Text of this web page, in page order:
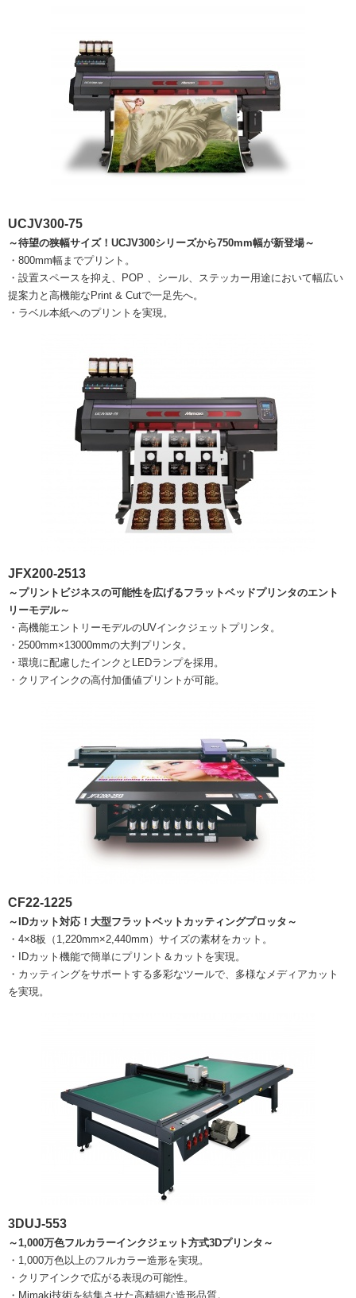
UCJV300-75
～待望の狭幅サイズ！UCJV300シリーズから750mm幅が新登場～
・800mm幅までプリント。
・設置スペースを抑え、POP 、シール、ステッカー用途において幅広い
提案力と高機能なPrint & Cutで一足先へ。
・ラベル本紙へのプリントを実現。
JFX200-2513
～プリントビジネスの可能性を広げるフラットベッドプリンタのエント
リーモデル～
・高機能エントリーモデルのUVインクジェットプリンタ。
・2500mm×13000mmの大判プリンタ。
・環境に配慮したインクとLEDランプを採用。
・クリアインクの高付加価値プリントが可能。
CF22-1225
～IDカット対応！大型フラットベットカッティングプロッタ～
・4×8板（1,220mm×2,440mm）サイズの素材をカット。
・IDカット機能で簡単にプリント＆カットを実現。
・カッティングをサポートする多彩なツールで、多様なメディアカット
を実現。
3DUJ-553
～1,000万色フルカラーインクジェット方式3Dプリンタ～
・1,000万色以上のフルカラー造形を実現。
・クリアインクで広がる表現の可能性。
・Mimaki技術を結集させた高精細な造形品質。